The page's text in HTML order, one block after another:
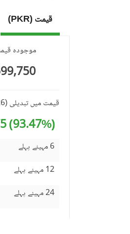
موجودہ
PKR
قیمت میں تبدیلی(Oct 2016 - Jul 2026)
(93.47%) 772,875 PKR
6 مہینے پہلے
12 مہینے پہلے
24 مہینے پہلے
قیمت (PKR)